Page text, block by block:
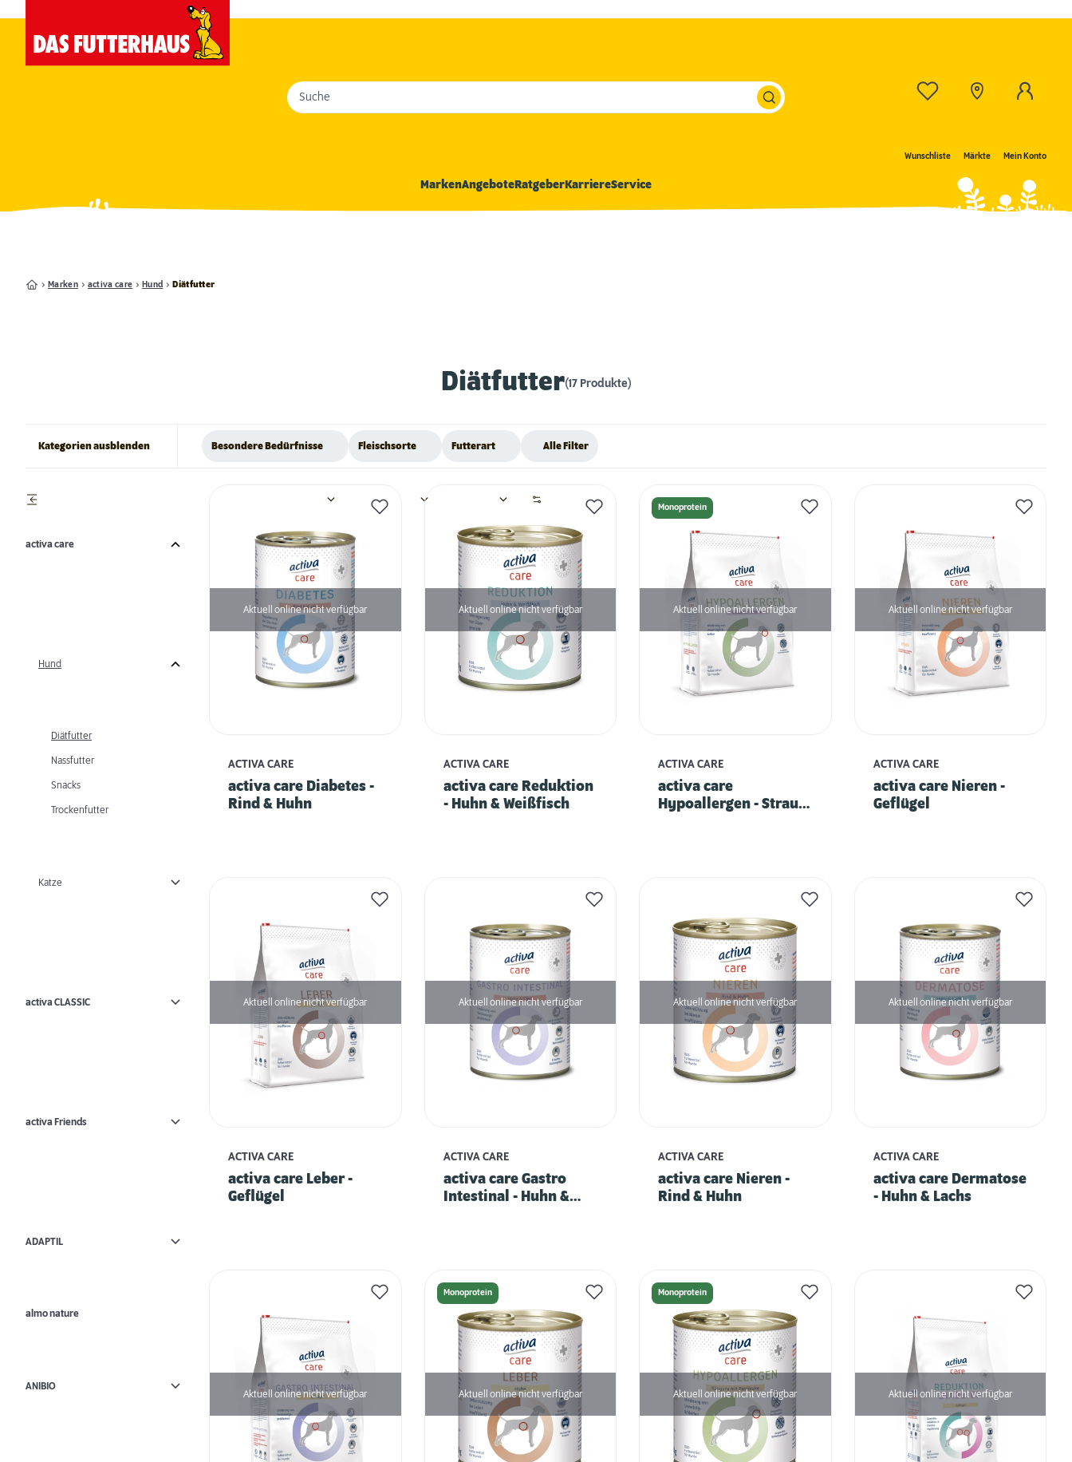
Wunschliste Märkte Mein Konto
Suche
MarkenAngeboteRatgeberKarriereService
Marken activa care Hund Diätfutter
Diätfutter(17 Produkte)
Kategorien ausblenden Besondere Bedürfnisse Fleischsorte Futterart Alle Filter
activa care
Hund
Diätfutter
Nassfutter
Snacks
Trockenfutter
Katze
activa CLASSIC
activa Friends
ADAPTIL
almo nature
ANIBIO
Aktuell online nicht verfügbar
ACTIVA CARE
activa care Diabetes -
Rind & Huhn
Aktuell online nicht verfügbar
ACTIVA CARE
activa care Reduktion
- Huhn & Weißfisch
Monoprotein
Aktuell online nicht verfügbar
ACTIVA CARE
activa care
Hypoallergen - Strauß
Aktuell online nicht verfügbar
ACTIVA CARE
activa care Nieren -
Geflügel
Aktuell online nicht verfügbar
ACTIVA CARE
activa care Leber -
Geflügel
Aktuell online nicht verfügbar
ACTIVA CARE
activa care Gastro
Intestinal - Huhn &
Aktuell online nicht verfügbar
ACTIVA CARE
activa care Nieren -
Rind & Huhn
Aktuell online nicht verfügbar
ACTIVA CARE
activa care Dermatose
- Huhn & Lachs
Aktuell online nicht verfügbar
Monoprotein
Aktuell online nicht verfügbar
Monoprotein
Aktuell online nicht verfügbar Aktuell online nicht verfügbar